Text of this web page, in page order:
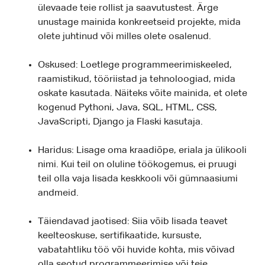
ülevaade teie rollist ja saavutustest. Ärge
unustage mainida konkreetseid projekte, mida
olete juhtinud või milles olete osalenud.
Oskused: Loetlege programmeerimiskeeled,
raamistikud, tööriistad ja tehnoloogiad, mida
oskate kasutada. Näiteks võite mainida, et olete
kogenud Pythoni, Java, SQL, HTML, CSS,
JavaScripti, Django ja Flaski kasutaja.
Haridus: Lisage oma kraadiõpe, eriala ja ülikooli
nimi. Kui teil on oluline töökogemus, ei pruugi
teil olla vaja lisada keskkooli või gümnaasiumi
andmeid.
Täiendavad jaotised: Siia võib lisada teavet
keelteoskuse, sertifikaatide, kursuste,
vabatahtliku töö või huvide kohta, mis võivad